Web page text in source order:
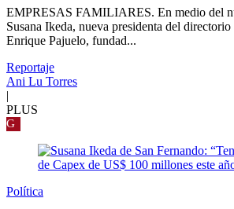
EMPRESAS FAMILIARES. En medio del
Susana Ikeda, nueva presidenta del
Enrique Pajuelo, fundad...
Reportaje
Ani Lu Torres
|
PLUS
G
Política